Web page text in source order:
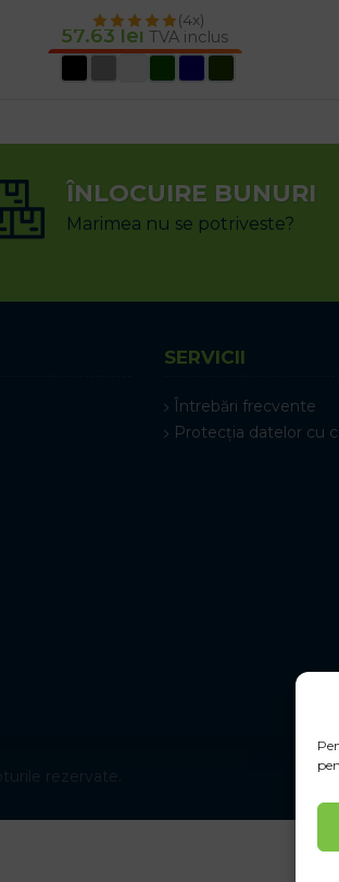
(4x)
57.63lei TVA inclus
ÎNLOCUIRE BUNURI
Marimea nu se potriveste?
SERVICII
Întrebări frecvente
Protecția datelor cu